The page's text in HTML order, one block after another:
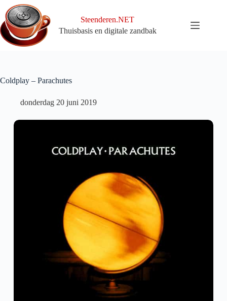
naar
de
inhoud
Steenderen.NET
Thuisbasis en digitale zandbak
Coldplay – Parachutes
donderdag 20 juni 2019